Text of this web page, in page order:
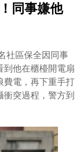
同事嫌他
社區保全因同事
到他在櫃檯開電扇
費電，再下重手打
突過程，警方到